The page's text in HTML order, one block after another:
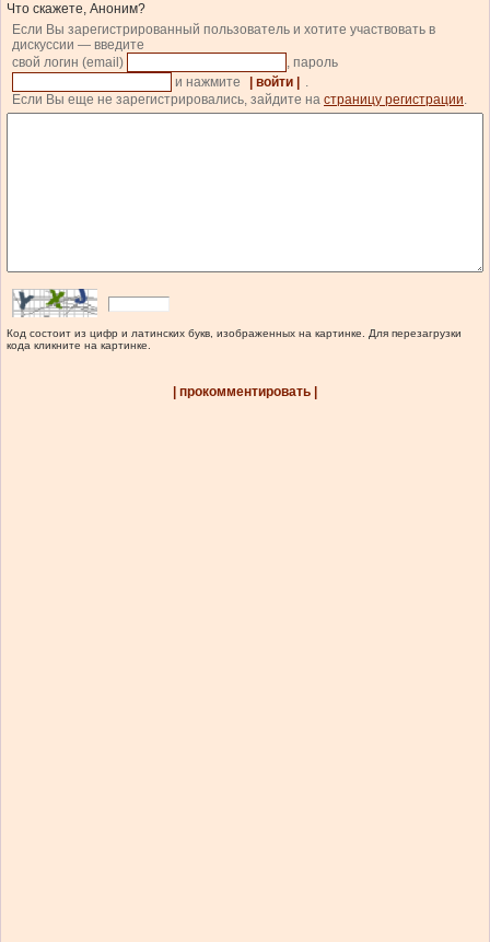
Что скажете, Аноним?
Если Вы зарегистрированный пользователь и хотите участвовать в
дискуссии — введите
свой логин (email)
, пароль
и нажмите
| войти |
.
Если Вы еще не зарегистрировались, зайдите на страницу регистрации.
Код состоит из цифр и латинских букв, изображенных на картинке. Для перезагрузки
кода кликните на картинке.
| прокомментировать |